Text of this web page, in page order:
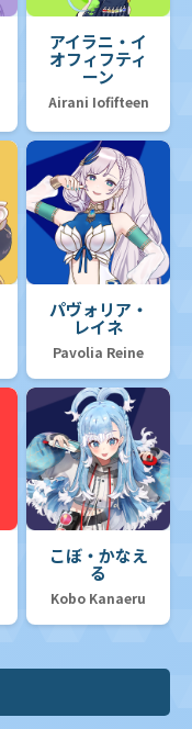
アイラニ・イ
オフィフティ
ーン
Airani Iofifteen
パヴォリア・
レイネ
Pavolia Reine
こぼ・かなえ
る
Kobo Kanaeru